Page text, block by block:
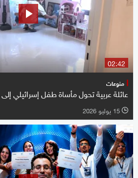
02:42
منوعات
عائلة عربية تحول مأساة طفل إسرائيلي
l 15 يوليو 2026